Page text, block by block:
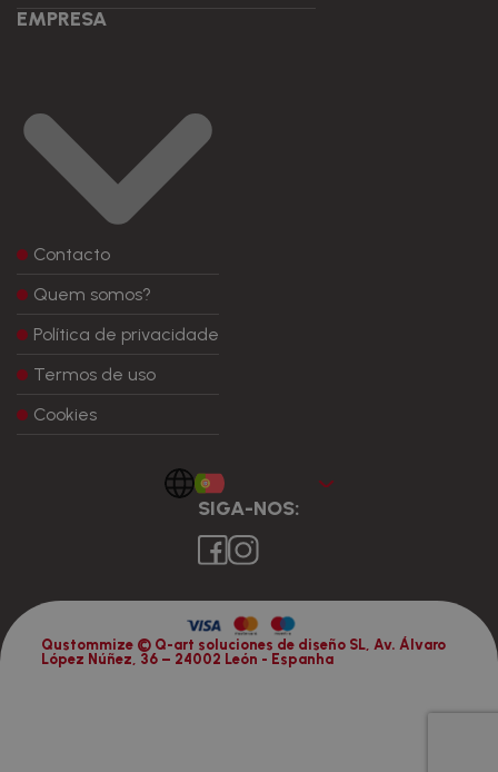
EMPRESA
Contacto
Quem somos?
Política de privacidade
Termos de uso
Cookies
SIGA-NOS:
Qustommize © Q-art soluciones de diseño SL, Av. Álvaro
López Núñez, 36 – 24002 León - Espanha